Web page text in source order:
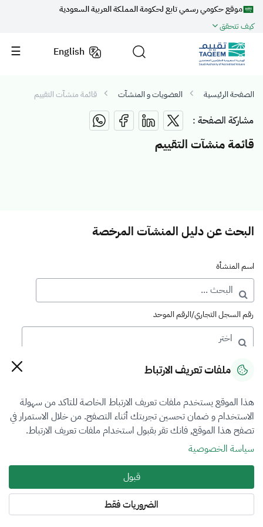
موقع حكومي رسمي تابع لحكومة المملكة العربية السعودية
كيف تتحقق
English
الصفحة الرئيسية العضويات و المنشآت قائمة منشآت التقييم
مشاركة الصفحة :
قائمة منشآت التقييم
البحث عن دليل المنشآت المرخصة
اسم المنشأة
رقم السجل التجاري/الرقم الموحد
رقم الترخيص
التصنيف
VFR2
فرع التقييم
الآلات والمعدات والممتلكات المنقولة
ملفات تعريف الارتباط
هذا الموقع يستخدم ملفات تعريف الارتباط الخاصة للتاكد من سهولة
الاستخدام و ضمان تحسين تجربتك أثناء التصفح. من خلال الاستمرار في
تصفح هذا الموقع, فانك تقر بقبول استخدام ملفات تعريف الارتباط.
سياسة الخصوصية
قبول
الضروريات فقط